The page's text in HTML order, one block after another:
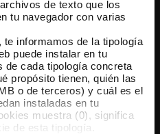
de texto que los
tu navegador con varias
te informamos de la tipología
puede instalar en tu
de cada tipología concreta
propósito tienen, quién las
o de terceros) y cuál es el
instaladas en tu
muestra (0), significa
de esta tipología.
tus billetes
Play